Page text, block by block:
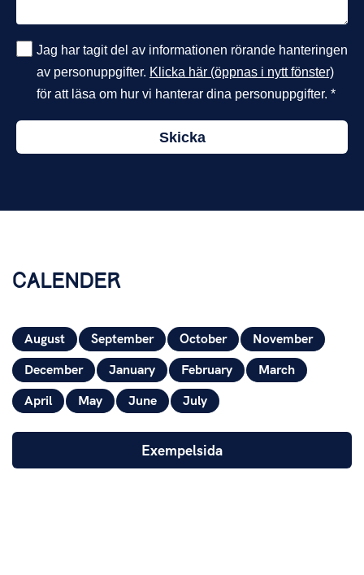
Jag har tagit del av informationen rörande hanteringen
av personuppgifter. Klicka här (öppnas i nytt fönster)
för att läsa om hur vi hanterar dina personuppgifter. *
Skicka
CALENDER
August September October
November
December
January February
March
April
May June July
Exempelsida